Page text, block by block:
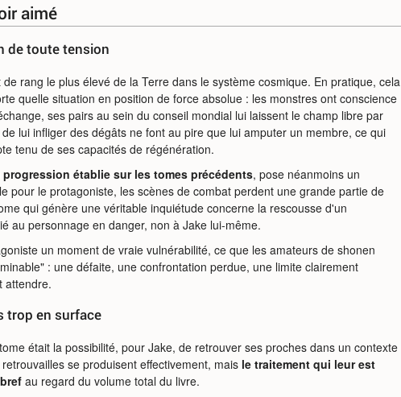
aimé
de toute tension
rang le plus élevé de la Terre dans le système cosmique. En pratique, cela
quelle situation en position de force absolue : les monstres ont conscience
ses pairs au sein du conseil mondial lui laissent le champ libre par
lui infliger des dégâts ne font au pire que lui amputer un membre, ce qui
tenu de ses capacités de régénération.
établie sur les tomes précédents, pose néanmoins un
pour le protagoniste, les scènes de combat perdent une grande partie de
qui génère une véritable inquiétude concerne la rescousse d'un
au personnage en danger, non à Jake lui-même.
un moment de vraie vulnérabilité, ce que les amateurs de shonen
: une défaite, une confrontation perdue, une limite clairement
attendre.
trop en surface
était la possibilité, pour Jake, de retrouver ses proches dans un contexte
se produisent effectivement, mais le traitement qui leur est
au regard du volume total du livre.